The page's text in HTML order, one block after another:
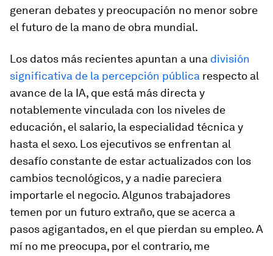
generan debates y preocupación no menor sobre
el futuro de la mano de obra mundial.
Los datos más recientes apuntan a una división
significativa de la percepción pública respecto al
avance de la IA, que está más directa y
notablemente vinculada con los niveles de
educación, el salario, la especialidad técnica y
hasta el sexo. Los ejecutivos se enfrentan al
desafío constante de estar actualizados con los
cambios tecnológicos, y a nadie pareciera
importarle el negocio. Algunos trabajadores
temen por un futuro extraño, que se acerca a
pasos agigantados, en el que pierdan su empleo. A
mí no me preocupa, por el contrario, me